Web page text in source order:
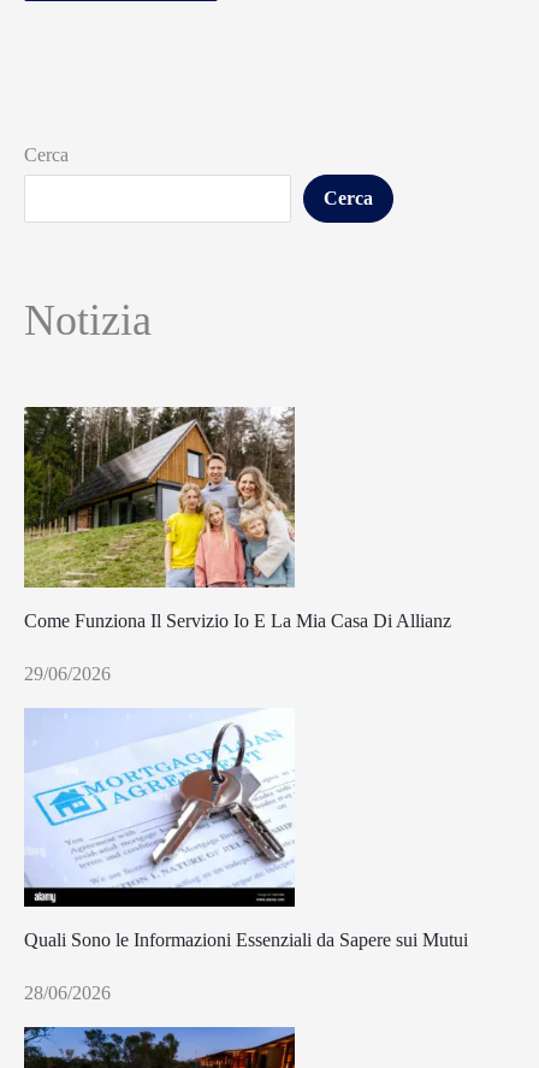
Cerca
Cerca
Notizia
Come Funziona Il Servizio Io E La Mia Casa Di Allianz
29/06/2026
Quali Sono le Informazioni Essenziali da Sapere sui Mutui
28/06/2026